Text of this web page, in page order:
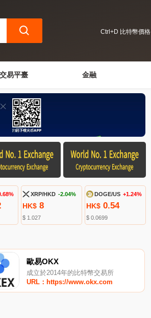
Ctrl+D 比特幣價格
交易平臺 金融
XRP/HKD -2.04%
HK$ 8
$ 1.027
DOGE/US +1.24%
HK$ 0.54
$ 0.0699
歐易OKX
成立於2014年的比特幣交易所
URL：https://www.okx.com